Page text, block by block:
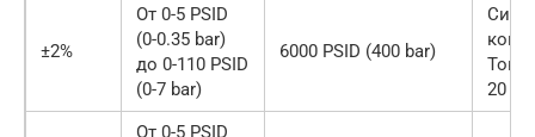
±2%
От 0-5 PSID
(0-0.35 bar)
до 0-110 PSID
(0-7 bar)
6000 PSID (400 bar)
20 мА
От 0-5 PSID